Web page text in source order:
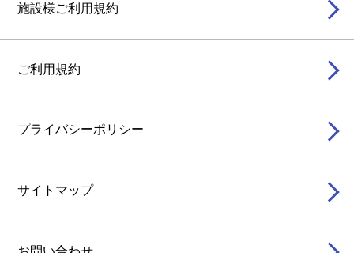
施設様ご利用規約
ご利用規約
プライバシーポリシー
サイトマップ